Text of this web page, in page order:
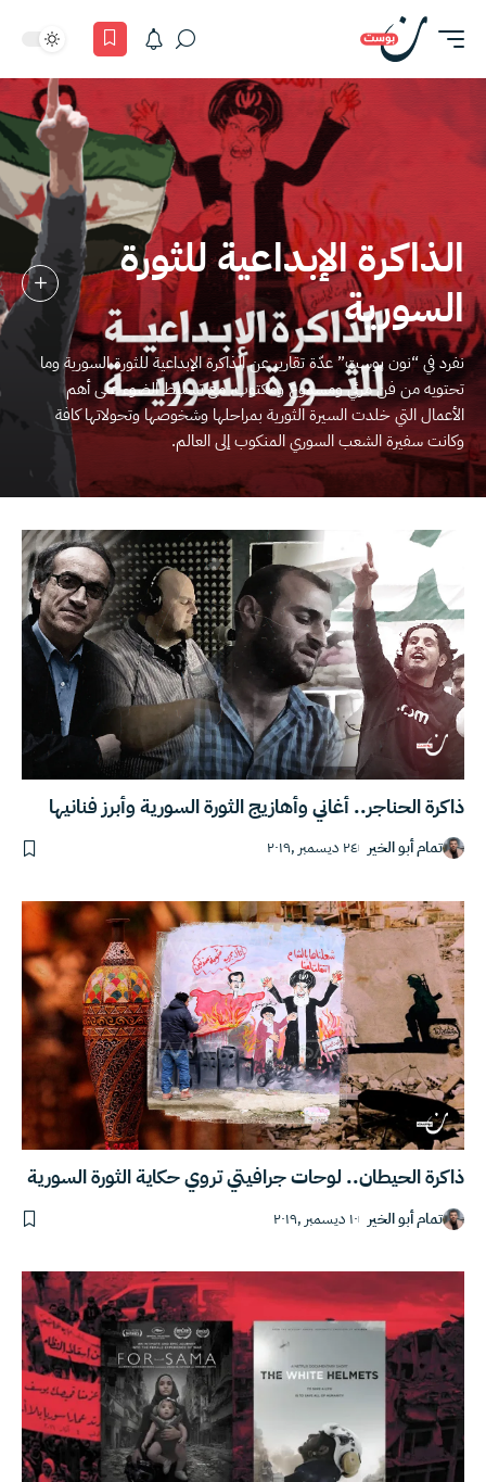
الذاكرة الإبداعية للثورة
السورية
نفرد في “نون بوست” عدّة تقارير عن الذاكرة الإبداعية للثورة السورية وما
تحتويه من فن مرئي ومسموع ومكتوب، مع تسليط الضوء على أهم
الأعمال التي خلدت السيرة الثورية بمراحلها وشخوصها وتحولاتها كافة
وكانت سفيرة الشعب السوري المنكوب إلى العالم.
ذاكرة الحناجر.. أغاني وأهازيج الثورة السورية وأبرز فنانيها
تمام أبو الخير ٢٤ ديسمبر ,٢٠١٩
ذاكرة الحيطان.. لوحات جرافيتي تروي حكاية الثورة السورية
تمام أبو الخير ١٠ ديسمبر ,٢٠١٩